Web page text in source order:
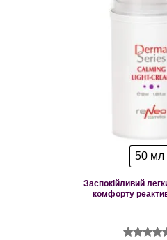
50 мл
Заспокійливий
комфорту